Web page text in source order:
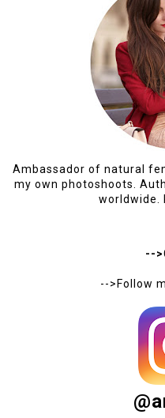
Ambassador of natural
my own photoshoots.
worldwide.
-->
-->Follow